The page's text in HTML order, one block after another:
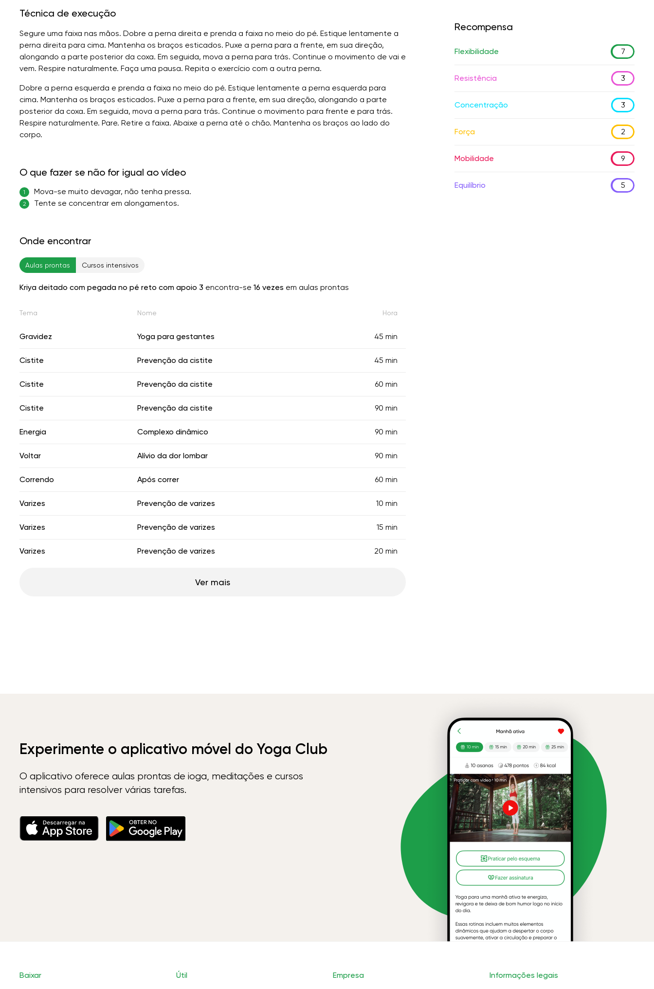
Técnica de execução
Segure uma faixa nas mãos. Dobre a perna direita e prenda a faixa no meio do pé. Estique lentamente a
perna direita para cima. Mantenha os braços esticados. Puxe a perna para a frente, em sua direção,
alongando a parte posterior da coxa. Em seguida, mova a perna para trás. Continue o movimento de vai e
vem. Respire naturalmente. Faça uma pausa. Repita o exercício com a outra perna.
Dobre a perna esquerda e prenda a faixa no meio do pé. Estique lentamente a perna esquerda para
cima. Mantenha os braços esticados. Puxe a perna para a frente, em sua direção, alongando a parte
posterior da coxa. Em seguida, mova a perna para trás. Continue o movimento para frente e para trás.
Respire naturalmente. Pare. Retire a faixa. Abaixe a perna até o chão. Mantenha os braços ao lado do
corpo.
O que fazer se não for igual ao vídeo
1 Mova-se muito devagar, não tenha pressa.
2 Tente se concentrar em alongamentos.
Onde encontrar
Aulas prontas Cursos intensivos
Kriya deitado com pegada no pé reto com apoio 3 encontra-se 16 vezes em aulas prontas
Tema Nome Hora
Gravidez Yoga para gestantes 45 min
Cistite Prevenção da cistite 45 min
Cistite Prevenção da cistite 60 min
Cistite Prevenção da cistite 90 min
Energia Complexo dinâmico 90 min
Voltar Alívio da dor lombar 90 min
Correndo Após correr 60 min
Varizes Prevenção de varizes 10 min
Varizes Prevenção de varizes 15 min
Varizes Prevenção de varizes 20 min
Ver mais
Recompensa
Flexibilidade 7
Resistência 3
Concentração 3
Força 2
Mobilidade 9
Equilíbrio 5
Experimente o aplicativo móvel do Yoga Club
O aplicativo oferece aulas prontas de ioga, meditações e cursos
intensivos para resolver várias tarefas.
Baixar Útil Empresa Informações legais